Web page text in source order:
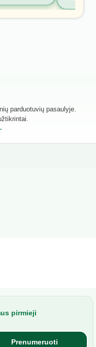
parduotuvių pasaulyje.
pirmieji
Prenumeruoti